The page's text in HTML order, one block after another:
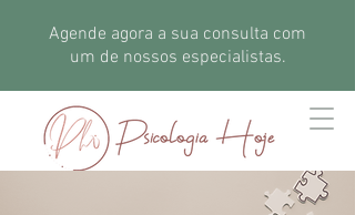
Agende agora a sua consulta com
um de nossos especialistas.